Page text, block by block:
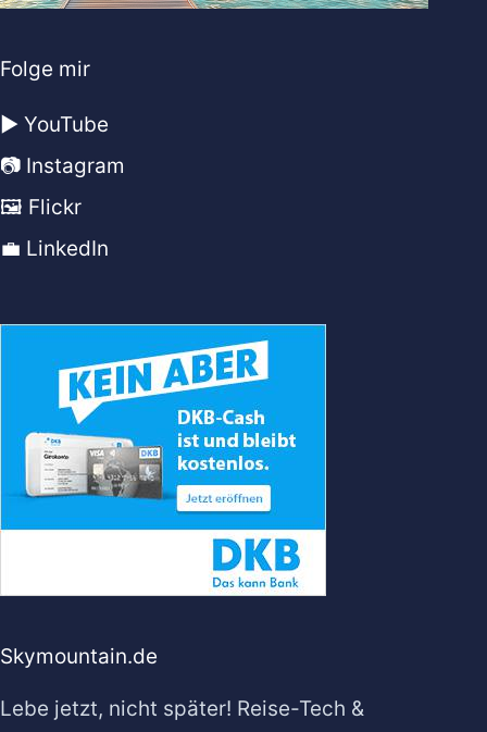
Folge mir
▶️ YouTube
📷 Instagram
🖼️ Flickr
💼 LinkedIn
Skymountain.de
Lebe jetzt, nicht später! Reise-Tech &